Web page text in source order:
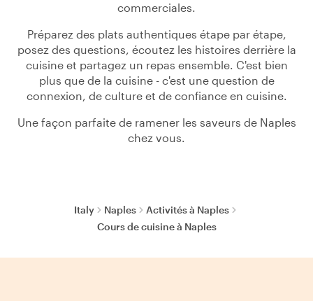
commerciales.
Préparez des plats authentiques étape par étape,
posez des questions, écoutez les histoires derrière la
cuisine et partagez un repas ensemble. C'est bien
plus que de la cuisine - c'est une question de
connexion, de culture et de confiance en cuisine.
Une façon parfaite de ramener les saveurs de Naples
chez vous.
Italy Naples
Activités à Naples
Cours de cuisine à Naples